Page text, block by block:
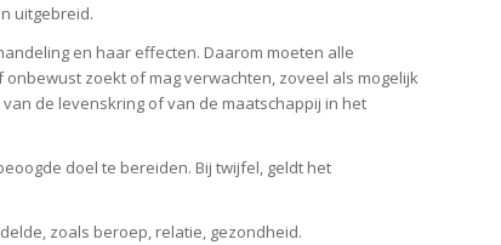
uitgebreid.
en haar effecten. Daarom moeten alle
zoekt of mag verwachten, zoveel als mogelijk
de levenskring of van de maatschappij in het
doel te bereiden. Bij twijfel, geldt het
zoals beroep, relatie, gezondheid.